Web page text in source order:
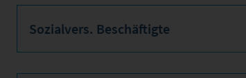
Sozialvers. Beschäftigte